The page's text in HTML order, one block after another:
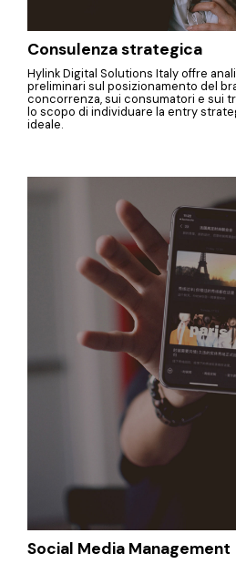
Consulenza strategica
Hylink Digital Solutions Italy offre
preliminari sul posizionamento del
concorrenza, sui consumatori e sui
lo scopo di individuare la entry
ideale.
Social Media Management